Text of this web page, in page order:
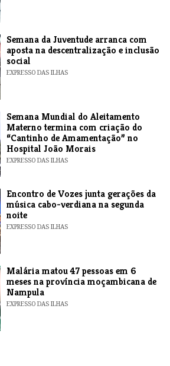
Semana da Juventude arranca com
aposta na descentralização e inclusão
social
EXPRESSO DAS ILHAS
Semana Mundial do Aleitamento
Materno termina com criação do
“Cantinho de Amamentação” no
Hospital João Morais
EXPRESSO DAS ILHAS
Encontro de Vozes junta gerações da
música cabo-verdiana na segunda
noite
EXPRESSO DAS ILHAS
​Malária matou 47 pessoas em 6
meses na província moçambicana de
Nampula
EXPRESSO DAS ILHAS